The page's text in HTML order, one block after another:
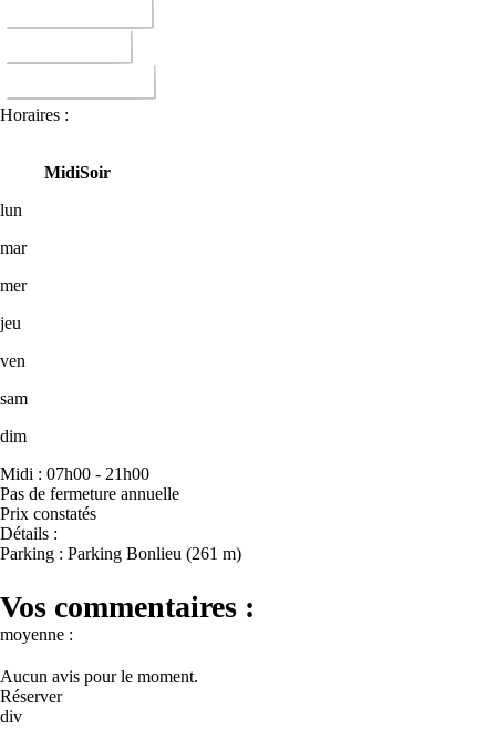
Horaires :
MidiSoir
lun
mar
mer
jeu
ven
sam
dim
Midi : 07h00 - 21h00
Pas de fermeture annuelle
Prix constatés
Détails :
Parking : Parking Bonlieu (261 m)
Vos commentaires :
moyenne :
Aucun avis pour le moment.
Réserver
div